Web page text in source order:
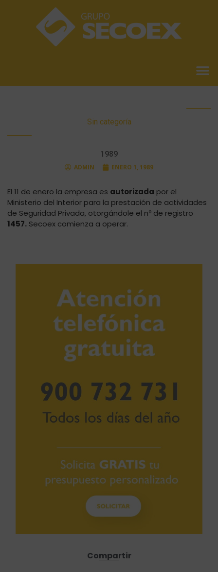
Sin categoría
1989
ADMIN ENERO 1, 1989
El 11 de enero la empresa es autorizada por el
Ministerio del Interior para la prestación de actividades
de Seguridad Privada, otorgándole el nº de registro
1457. Secoex comienza a operar.
Compartir